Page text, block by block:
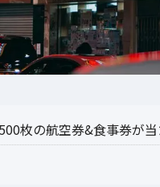
枚の航空券&食事券が当